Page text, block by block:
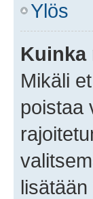
Ylös
Kuinka
Mikäli
poistaa